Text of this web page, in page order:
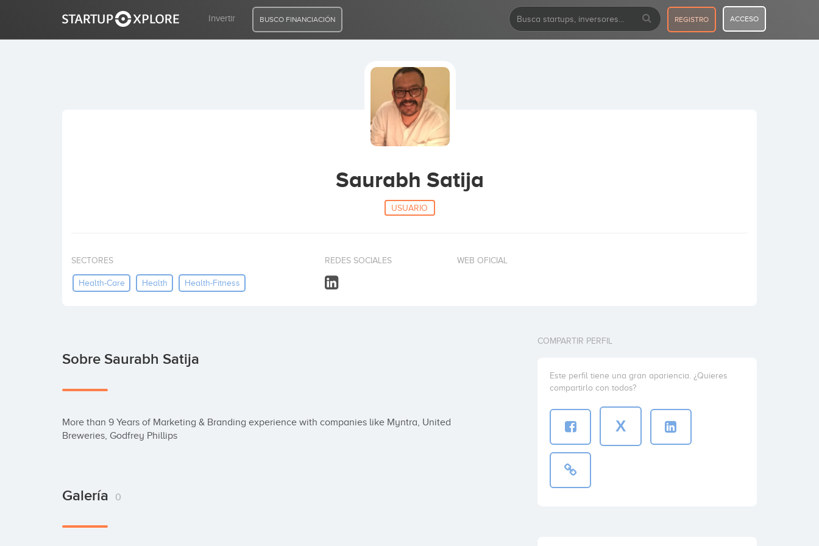
Invertir BUSCO FINANCIACIÓN REGISTRO ACCESO
Saurabh Satija
USUARIO
SECTORES
Health-Care Health Health-Fitness
REDES SOCIALES WEB OFICIAL
Sobre Saurabh Satija
More than 9 Years of Marketing & Branding experience with companies like Myntra, United
Breweries, Godfrey Phillips
Galería 0
COMPARTIR PERFIL
Este perfil tiene una gran apariencia. ¿Quieres
compartirlo con todos?
X